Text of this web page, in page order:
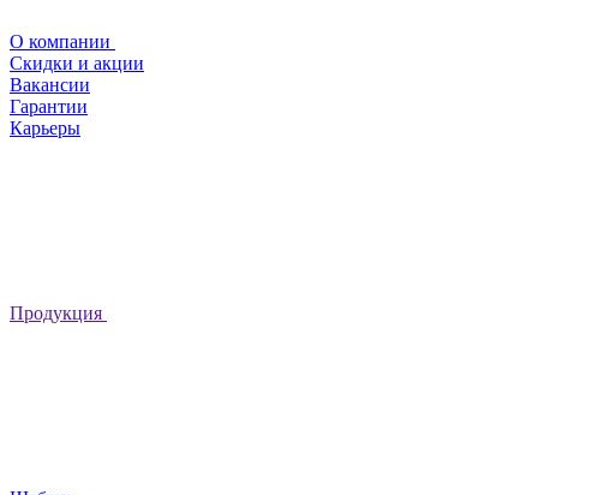
О компании
Скидки и акции
Вакансии
Гарантии
Карьеры
Продукция